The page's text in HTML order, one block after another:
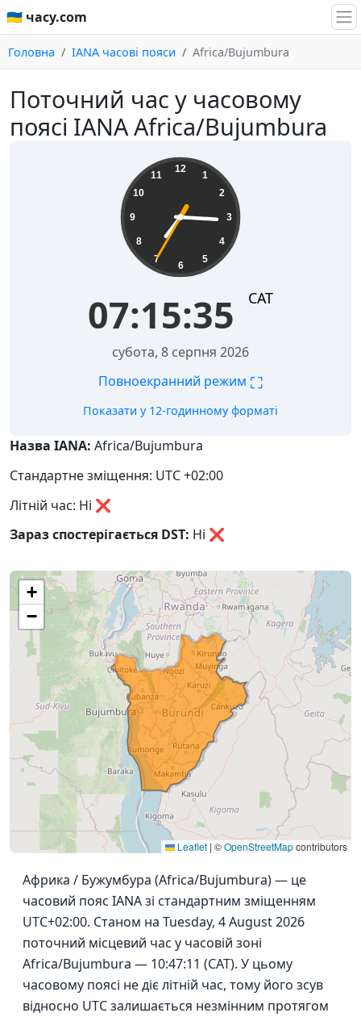
🇺🇦 часу.com
Головна IANA часові пояси Africa/Bujumbura
Поточний час у часовому
поясі IANA Africa/Bujumbura
12
1
2
3
4
5
6
7
8
9
10
11
07:15:36 CAT
субота, 8 серпня 2026
Повноекранний режим ⛶
Показати у 12-годинному форматі
Назва IANA: Africa/Bujumbura
Стандартне зміщення: UTC +02:00
Літній час: Ні ❌
Зараз спостерігається DST: Ні ❌
+
−
Leaflet | ©OpenStreetMapcontributors
Африка / Бужумбура (Africa/Bujumbura) — це
часовий пояс IANA зі стандартним зміщенням
UTC+02:00. Станом на Tuesday, 4 August 2026
поточний місцевий час у часовій зоні
Africa/Bujumbura — 10:47:11 (CAT). У цьому
часовому поясі не діє літній час, тому його зсув
відносно UTC залишається незмінним протягом